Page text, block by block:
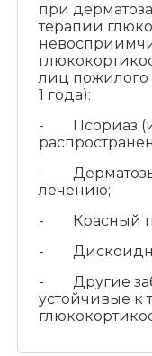
при
терапии
лиц пожилого
1 года):
- Псориаз
-
лечению;
- Красный
-
- Другие
устойчивые к